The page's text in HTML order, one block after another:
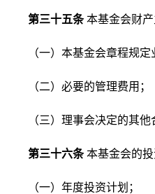
第三十五条本基金会财产
（一）本基金会章程规定
（二）必要的管理费用；
（三）理事会决定的其他
第三十六条本基金会的投
（一）年度投资计划；